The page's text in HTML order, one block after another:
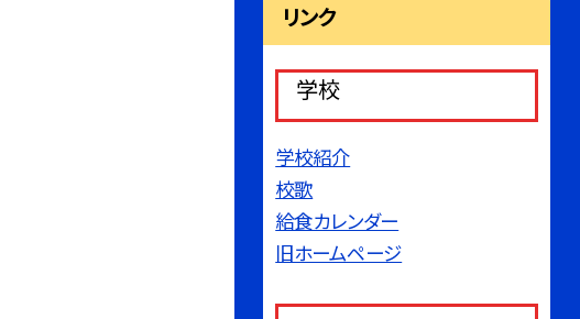
リンク
学校
学校紹介
校歌
給食カレンダー
旧ホームページ